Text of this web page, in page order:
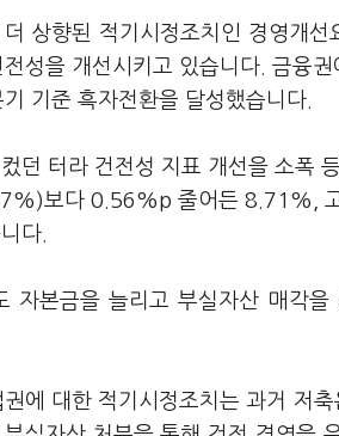
상향된 적기시정조치인 경영개
성을 개선시키고 있습니다. 금융
기준 흑자전환을 달성했습니다.
던 터라 건전성 지표 개선을 소폭
보다 0.56%p 줄어든 8.71%,
다.
자본금을 늘리고 부실자산 매각
에 대한 적기시정조치는 과거 저